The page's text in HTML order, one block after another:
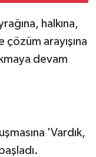
halkına,
arayışına
devam
'Vardık,